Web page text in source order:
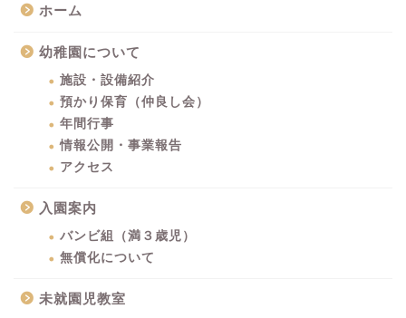
ホーム
幼稚園について
施設・設備紹介
預かり保育（仲良し会）
年間行事
情報公開・事業報告
アクセス
入園案内
バンビ組（満３歳児）
無償化について
未就園児教室